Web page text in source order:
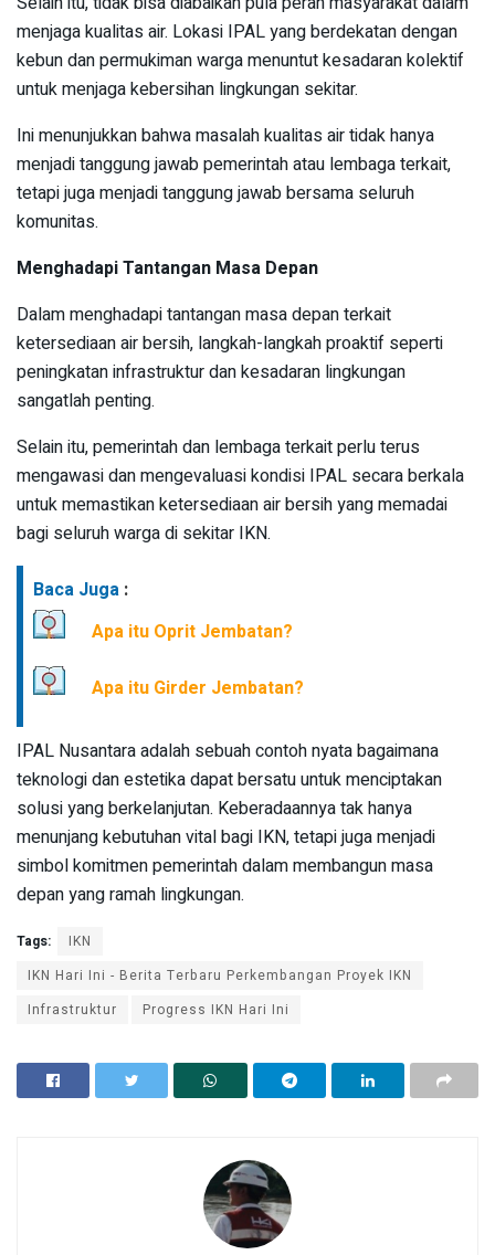
menjaga kualitas air. Lokasi IPAL yang berdekatan dengan
kebun dan permukiman warga menuntut kesadaran kolektif
untuk menjaga kebersihan lingkungan sekitar.
Ini menunjukkan bahwa masalah kualitas air tidak hanya
menjadi tanggung jawab pemerintah atau lembaga terkait,
tetapi juga menjadi tanggung jawab bersama seluruh
komunitas.
Menghadapi Tantangan Masa Depan
Dalam menghadapi tantangan masa depan terkait
ketersediaan air bersih, langkah-langkah proaktif seperti
peningkatan infrastruktur dan kesadaran lingkungan
sangatlah penting.
Selain itu, pemerintah dan lembaga terkait perlu terus
mengawasi dan mengevaluasi kondisi IPAL secara berkala
untuk memastikan ketersediaan air bersih yang memadai
bagi seluruh warga di sekitar IKN.
Baca Juga :
Apa itu Oprit Jembatan?
Apa itu Girder Jembatan?
IPAL Nusantara adalah sebuah contoh nyata bagaimana
teknologi dan estetika dapat bersatu untuk menciptakan
solusi yang berkelanjutan. Keberadaannya tak hanya
menunjang kebutuhan vital bagi IKN, tetapi juga menjadi
simbol komitmen pemerintah dalam membangun masa
depan yang ramah lingkungan.
Tags:
IKN
IKN Hari Ini - Berita Terbaru Perkembangan Proyek IKN
Infrastruktur
Progress IKN Hari Ini